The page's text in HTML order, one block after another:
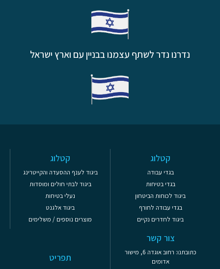
נדרנו נדר לשתף עצמנו בבניין עם וארץ ישראל
קטלוג
בגדי עבודה
בגדי בטיחות
ביגוד לכוחות הביטחון
בגדי עבודה לחורף
ביגוד לחדרים נקיים
קטלוג
ביגוד לענף ההסעדה והקייטרינג
ביגוד לבתי חולים ומוסדות
נעלי בטיחות
ביגוד אלגנט
מוצרים נוספים / משלימים
צור קשר
כתובתנו: רחוב אוגדה 6, מישור
אדומים
תפריט